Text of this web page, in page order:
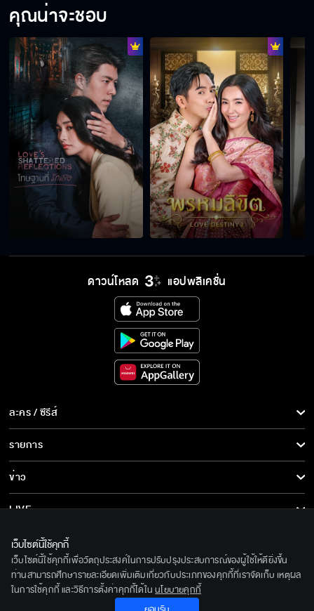
คุณน่าจะชอบ
ดาวน์โหลด แอปพลิเคชั่น
ละคร / ซีรีส์
ละคร/ซีรีส์
ซีรีส์นานาชาติ
การ์ตูน & เกม
รายการ
รายการทั้งหมด
ข่าว
ข่าวทั้งหมด
ข่าวประชาสัมพันธ์
LIVE
เกี่ยวกับเรา
BEC World
รู้จักเรา
ติดตามเราได้ที่
เว็บไซต์นี้ใช้คุกกี้
เว็บไซต์นี้ใช้คุกกี้เพื่อวัตถุประสงค์ในการปรับปรุงประสบการณ์ของผู้ใช้ให้ดียิ่งขึ้น
ท่านสามารถศึกษารายละเอียดเพิ่มเติมเกี่ยวกับประเภทของคุกกี้ที่เราจัดเก็บ เหตุผล
ในการใช้คุกกี้ และวิธีการตั้งค่าคุกกี้ได้ใน นโยบายคุกกี้